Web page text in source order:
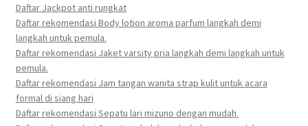
Daftar Jackpot anti rungkat
Daftar rekomendasi Body lotion aroma parfum langkah demi
langkah untuk pemula.
Daftar rekomendasi Jaket varsity pria langkah demi langkah untuk
pemula.
Daftar rekomendasi Jam tangan wanita strap kulit untuk acara
formal di siang hari
Daftar rekomendasi Sepatu lari mizuno dengan mudah.